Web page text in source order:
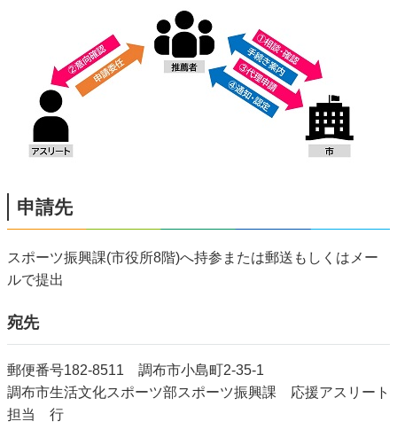
申請先
スポーツ振興課(市役所8階)へ持参または郵送もしくはメー
ルで提出
宛先
郵便番号182-8511 調布市小島町2-35-1
調布市生活文化スポーツ部スポーツ振興課 応援アスリート
担当 行